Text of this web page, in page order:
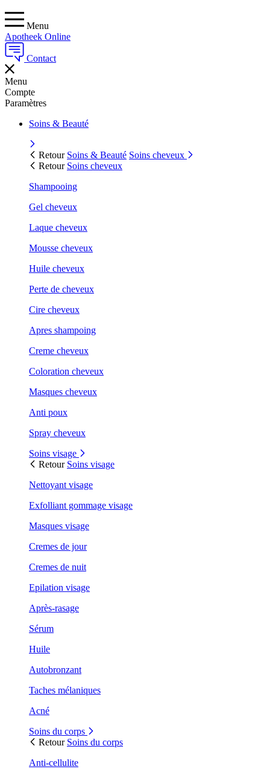
Menu
Apotheek Online
Contact
Menu
Compte
Paramètres
Soins & Beauté
Retour Soins & Beauté Soins cheveux
Retour Soins cheveux
Shampooing
Gel cheveux
Laque cheveux
Mousse cheveux
Huile cheveux
Perte de cheveux
Cire cheveux
Apres shampoing
Creme cheveux
Coloration cheveux
Masques cheveux
Anti poux
Spray cheveux
Soins visage
Retour Soins visage
Nettoyant visage
Exfolliant gommage visage
Masques visage
Cremes de jour
Cremes de nuit
Epilation visage
Après-rasage
Sérum
Huile
Autobronzant
Taches mélaniques
Acné
Soins du corps
Retour Soins du corps
Anti-cellulite